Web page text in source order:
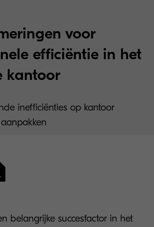
voor
efficiëntie in het
kantoor
inefficiënties op kantoor
belangrijke succesfactor in het